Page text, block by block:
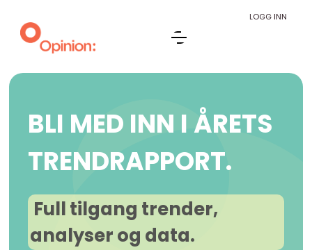
LOGG INN
BLI MED INN I ÅRETS
TRENDRAPPORT.
Full tilgang trender,
analyser og data.